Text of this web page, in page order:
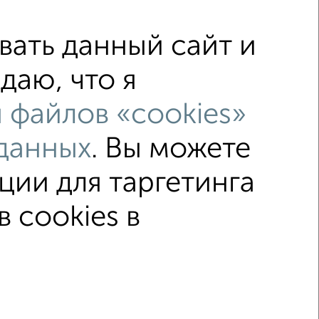
не первый этаж
в строящихся домах
площадью до 90 м²
↑ НАВЕРХ К МЕНЮ
данный сайт и
что я
файлов «cookies»
. Вы можете
для таргетинга
cookies в